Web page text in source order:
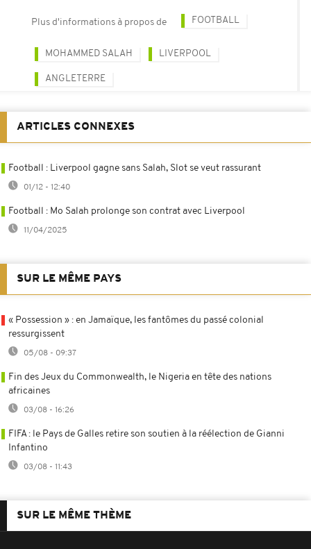
Plus d'informations à propos de FOOTBALL
MOHAMMED SALAH LIVERPOOL
ANGLETERRE
ARTICLES CONNEXES
Football : Liverpool gagne sans Salah, Slot se veut rassurant
01/12 - 12:40
Football : Mo Salah prolonge son contrat avec Liverpool
11/04/2025
SUR LE MÊME PAYS
« Possession » : en Jamaïque, les fantômes du passé colonial
ressurgissent
05/08 - 09:37
Fin des Jeux du Commonwealth, le Nigeria en tête des nations
africaines
03/08 - 16:26
FIFA : le Pays de Galles retire son soutien à la réélection de Gianni
Infantino
03/08 - 11:43
SUR LE MÊME THÈME